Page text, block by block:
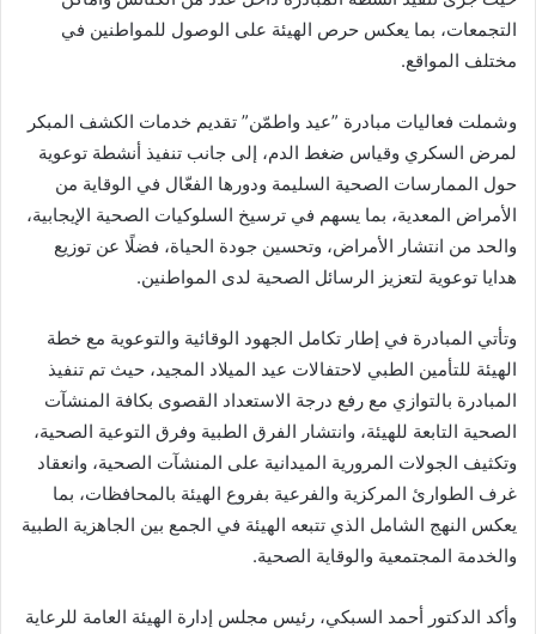
التجمعات، بما يعكس حرص الهيئة على الوصول للمواطنين في
مختلف المواقع.
وشملت فعاليات مبادرة ”عيد واطمّن” تقديم خدمات الكشف المبكر
لمرض السكري وقياس ضغط الدم، إلى جانب تنفيذ أنشطة توعوية
حول الممارسات الصحية السليمة ودورها الفعّال في الوقاية من
الأمراض المعدية، بما يسهم في ترسيخ السلوكيات الصحية الإيجابية،
والحد من انتشار الأمراض، وتحسين جودة الحياة، فضلًا عن توزيع
هدايا توعوية لتعزيز الرسائل الصحية لدى المواطنين.
وتأتي المبادرة في إطار تكامل الجهود الوقائية والتوعوية مع خطة
الهيئة للتأمين الطبي لاحتفالات عيد الميلاد المجيد، حيث تم تنفيذ
المبادرة بالتوازي مع رفع درجة الاستعداد القصوى بكافة المنشآت
الصحية التابعة للهيئة، وانتشار الفرق الطبية وفرق التوعية الصحية،
وتكثيف الجولات المرورية الميدانية على المنشآت الصحية، وانعقاد
غرف الطوارئ المركزية والفرعية بفروع الهيئة بالمحافظات، بما
يعكس النهج الشامل الذي تتبعه الهيئة في الجمع بين الجاهزية الطبية
والخدمة المجتمعية والوقاية الصحية.
وأكد الدكتور أحمد السبكي، رئيس مجلس إدارة الهيئة العامة للرعاية